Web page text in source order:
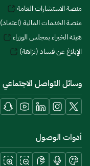
منصة الاستشارات العامة
منصة الخدمات المالية (اعتماد)
هيئة الخبراء بمجلس الوزراء
الإبلاغ عن فساد (نزاهة)
وسائل التواصل الاجتماعي
أدوات الوصول